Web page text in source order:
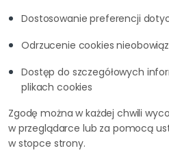
Dostosowanie preferencji
Odrzucenie cookies
Dostęp do szczegółowych
plikach cookies
Zgodę można w każdej chwili
w przeglądarce lub za pomocą
w stopce strony.